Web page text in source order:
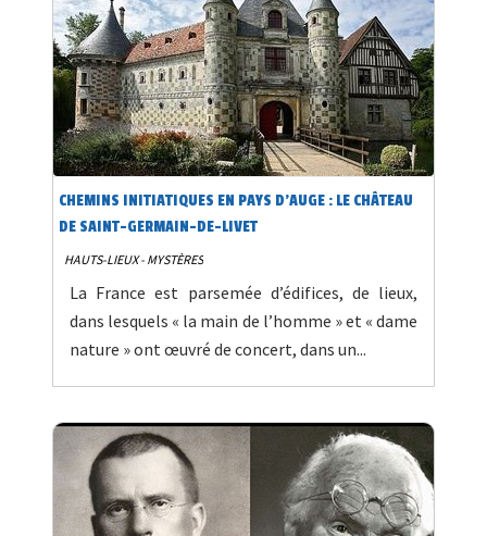
CHEMINS INITIATIQUES EN PAYS D’AUGE : LE CHÂTEAU
DE SAINT-GERMAIN-DE-LIVET
HAUTS-LIEUX - MYSTÈRES
La France est parsemée d’édifices, de lieux,
dans lesquels « la main de l’homme » et « dame
nature » ont œuvré de concert, dans un...